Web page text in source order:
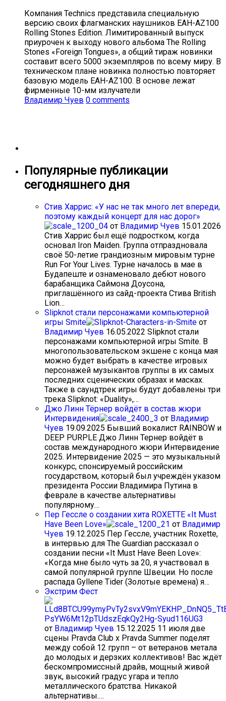
Компания Technics представила специальную
версию своих флагманских наушников EAH-AZ100
Rolling Stones Edition. Лимитированный выпуск
приурочен к выходу нового альбома The Rolling
Stones «Foreign Tongues», а общий тираж новинки
составит всего 5000 экземпляров по всему миру. В
техническом плане новинка полностью повторяет
базовую модель EAH-AZ100. В основе лежат
фирменные 10-мм излучатели
Владимир Чуев 0 comments
Популярные публикации
сегодняшнего дня
Стив Харрис: «У нас не так много лет впереди,
поэтому каждый концерт для нас дорог»
от Владимир Чуев 15.01.2026
Стив Харрис был ещё подростком, когда
основал Iron Maiden. Группа отпраздновала
своё 50-летие грандиозным мировым турне
Run For Your Lives. Турне началось в мае в
Будапеште и ознаменовало дебют нового
барабанщика Саймона Доусона,
приглашённого из сайд-проекта Стива British
Lion…
Slipknot стали персонажами компьютерной
игры Smite
от
Владимир Чуев 16.05.2022 Slipknot стали
персонажами компьютерной игры Smite. В
многопользовательском экшене с конца мая
можно будет выбрать в качестве игровых
персонажей музыкантов группы в их самых
последних сценических образах и масках.
Также в саундтрек игры будут добавлены три
трека Slipknot: «Duality»,…
Джо Линн Тёрнер войдёт в состав жюри
Интервидения
от Владимир
Чуев 19.09.2025 Бывший вокалист RAINBOW и
DEEP PURPLE Джо Линн Тернер войдёт в
состав международного жюри Интервидение
2025. Интервидение 2025 — это музыкальный
конкурс, спонсируемый российским
государством, который был учреждён указом
президента России Владимира Путина в
феврале в качестве альтернативы
популярному…
Пер Гессле о создании хита ROXETTE «It Must
Have Been Love»
от Владимир
Чуев 19.12.2025 Пер Гессле, участник Roxette,
в интервью для The Guardian рассказал о
создании песни «It Must Have Been Love»:
«Когда мне было чуть за 20, я участвовал в
самой популярной группе Швеции. Но после
распада Gyllene Tider (Золотые времена) я…
Экстрим Фест
от Владимир Чуев 15.12.2025 11 июля две
сцены Pravda Club x Pravda Summer поделят
между собой 12 групп – от ветеранов метала
до молодых и дерзких коллективов! Вас ждёт
бескомпромиссный драйв, мощный живой
звук, высокий градус угара и тепло
металлического братства. Никакой
альтернативы.…